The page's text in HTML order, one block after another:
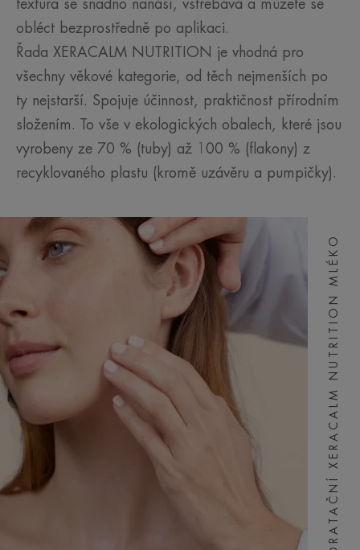
textura se snadno nanáší, vstřebává a můžete se
obléct bezprostředně po aplikaci.
Řada XERACALM NUTRITION je vhodná pro
všechny věkové kategorie, od těch nejmenších po
ty nejstarší. Spojuje účinnost, praktičnost přírodním
složením. To vše v ekologických obalech, které jsou
vyrobeny ze 70 % (tuby) až 100 % (flakony) z
recyklovaného plastu (kromě uzávěru a pumpičky).
HYDRATAČNÍ XERACALM NUTRITION MLÉKO